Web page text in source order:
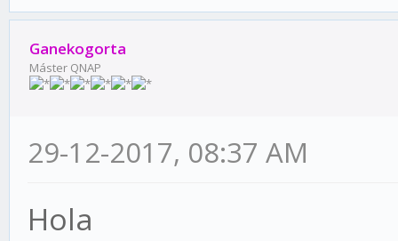
Ganekogorta
Máster QNAP
29-12-2017, 08:37 AM
Hola